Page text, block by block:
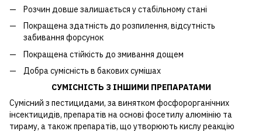
Розчин довше залишається у стабільному стані
Покращена здатність до розпилення, відсутність
забивання форсунок
Покращена стійкість до змивання дощем
Добра сумісність в бакових сумішах
СУМІСНІСТЬ З ІНШИМИ ПРЕПАРАТАМИ
Сумісний з пестицидами, за винятком фосфорорганічних
інсектицидів, препаратів на основі фосетилу алюмінію та
тираму, а також препаратів, що утворюють кислу реакцію